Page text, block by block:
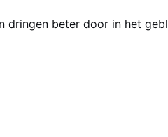
beter door in het